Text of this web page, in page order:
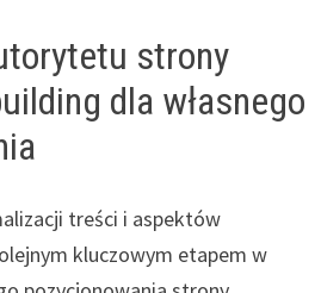
strony
dla własnego
treści i aspektów
kluczowym etapem w